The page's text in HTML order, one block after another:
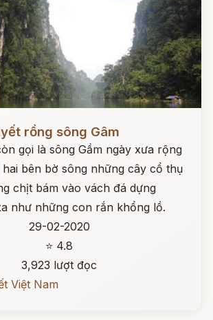
rồng sông Gâm
gọi là sông Gầm ngày xưa rộng
bên bờ sông những cây cổ thụ
chịt bám vào vách đá dựng
như những con rắn khổng lồ.
29-02-2020
⭐ 4.8
3,923 lượt đọc
Việt Nam